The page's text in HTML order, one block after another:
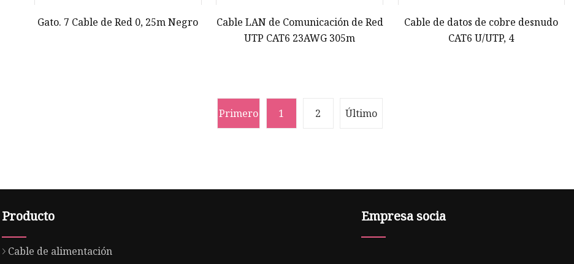
Gato. 7 Cable de Red 0, 25m Negro
Cable LAN de Comunicación de Red
UTP CAT6 23AWG 305m
Cable de datos de cobre desnudo
CAT6 U/UTP, 4
Primero 1 2 Último
Producto
Cable de alimentación
Empresa socia